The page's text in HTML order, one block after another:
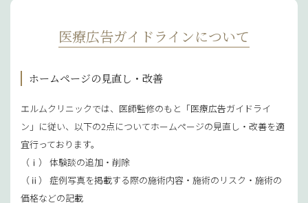
医療広告ガイドラインについて
ホームページの見直し・改善
エルムクリニックでは、医師監修のもと「医療広告ガイドライ
ン」に従い、以下の2点についてホームページの見直し・改善を適
宜行っております。
（ⅰ） 体験談の追加・削除
（ⅱ） 症例写真を掲載する際の施術内容・施術のリスク・施術の
価格などの記載